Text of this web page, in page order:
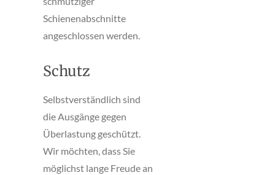
Schienenabschnitte
angeschlossen werden.
Schutz
Selbstverständlich sind
die Ausgänge gegen
Überlastung geschützt.
Wir möchten, dass Sie
möglichst lange Freude an